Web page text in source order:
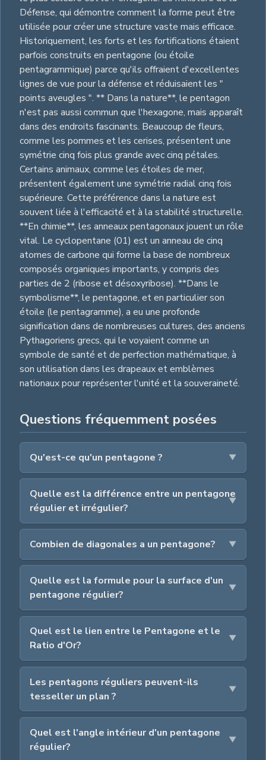
Défense, qui démontre comment la forme peut être
utilisée pour créer une structure vaste mais efficace.
Historiquement, les forts et les fortifications étaient
parfois construits en pentagone (ou étoile
pentagrammique) parce qu'ils offraient d'excellentes
lignes de vue pour la défense et réduisaient les "
points aveugles ". ** Dans la nature**, le pentagon
n'est pas aussi commun que l'hexagone, mais apparaît
dans des endroits fascinants. Beaucoup de fleurs,
comme les pommes et les cerises, présentent une
symétrie cinq fois plus grande avec cinq pétales.
Certains animaux, comme les étoiles de mer,
présentent également une symétrie radial cinq fois
supérieure. Cette préférence dans la nature est
souvent liée à l'efficacité et à la stabilité structurelle.
**En chimie**, les anneaux pentagonaux jouent un rôle
vital. Le cyclopentane (01) est un anneau de cinq
atomes de carbone qui forme la base de nombreux
composés organiques importants, y compris des
parties de 2 (ribose et désoxyribose). **Dans le
symbolisme**, le pentagone, et en particulier son
étoile (le pentagramme), a eu une profonde
signification dans de nombreuses cultures, des anciens
Pythagoriens grecs, qui le voyaient comme un
symbole de santé et de perfection mathématique, à
son utilisation dans les drapeaux et emblèmes
nationaux pour représenter l'unité et la souveraineté.
Questions fréquemment posées
Qu'est-ce qu'un pentagone ?
Quelle est la différence entre un pentagone
régulier et irrégulier?
Combien de diagonales a un pentagone?
Quelle est la formule pour la surface d'un
pentagone régulier?
Quel est le lien entre le Pentagone et le
Ratio d'Or?
Les pentagons réguliers peuvent-ils
tesseller un plan ?
Quel est l'angle intérieur d'un pentagone
régulier?